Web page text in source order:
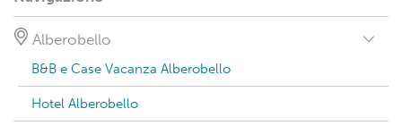
Alberobello
B&B e Case Vacanza Alberobello
Hotel Alberobello